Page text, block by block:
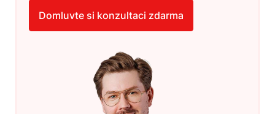
Domluvte si konzultaci zdarma